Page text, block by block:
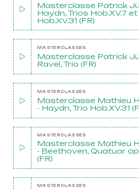
Masterclasse Patrick
Haydn, Trios Hob.XV.7 et
Hob.XV.31 (FR)
MASTERCLASSES
Masterclasse Patrick
Ravel, Trio (FR)
MASTERCLASSES
Masterclasse Mathieu
- Haydn, Trio Hob.XV.31
MASTERCLASSES
Masterclasse Mathieu
- Beethoven, Quatuor op.
(FR)
MASTERCLASSES